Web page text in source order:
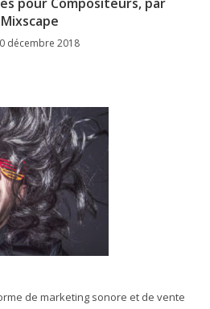
Mixscape
décembre 2018
de marketing sonore et de vente